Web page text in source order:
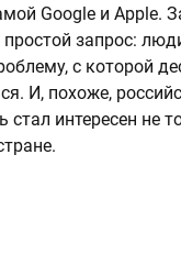
Google и Apple.
простой запрос:
с которой
И, похоже,
стал интересен не